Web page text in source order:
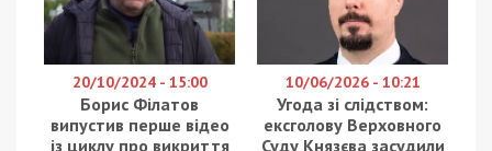
20/10/2024 - 15:00
Борис Філатов
випустив перше відео
із циклу про викриття
10/06/2026 - 10:21
Угода зі слідством:
ексголову Верховного
Суду Князєва засудили